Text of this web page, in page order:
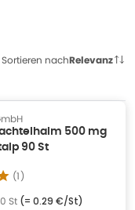
Sortieren nachRelevanz
500 mg
90 St
(1)
St (= 0.29 €/St)